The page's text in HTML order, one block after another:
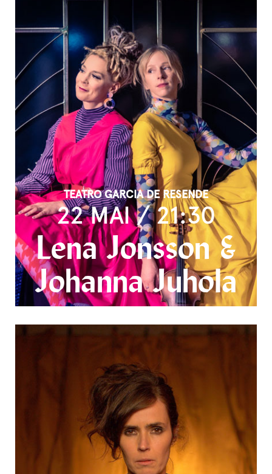
TEATRO GARCIA DE RESENDE
22 MAI / 21:30
Lena Jonsson &
Johanna Juhola